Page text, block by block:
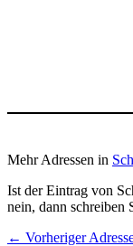
Mehr Adressen in
Ist der Eintrag von
nein, dann schreiben
← Vorheriger